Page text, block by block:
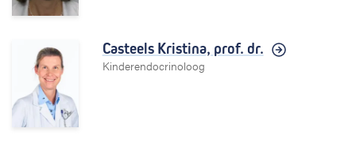
Casteels Kristina, prof. dr.
Kinderendocrinoloog